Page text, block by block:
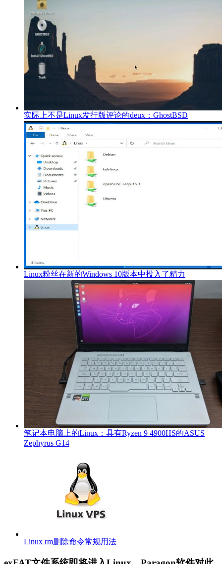
实际上不是Linux发行版评论的deux：GhostBSD
Linux粉丝在新的Windows 10版本中投入了精力
笔记本电脑上的Linux：具有Ryzen 9 4900HS的ASUS
Zephyrus G14
Linux rm删除命令常规用法